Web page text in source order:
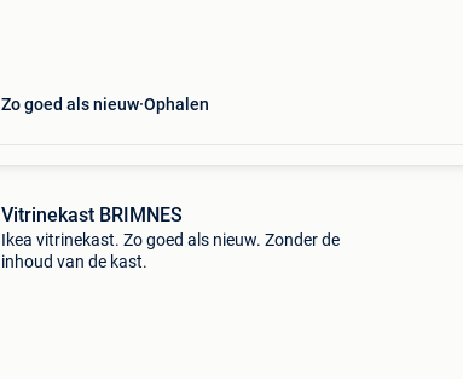
Zo goed als nieuw Ophalen
Vitrinekast BRIMNES
Ikea vitrinekast. Zo goed als nieuw. Zonder de
inhoud van de kast.